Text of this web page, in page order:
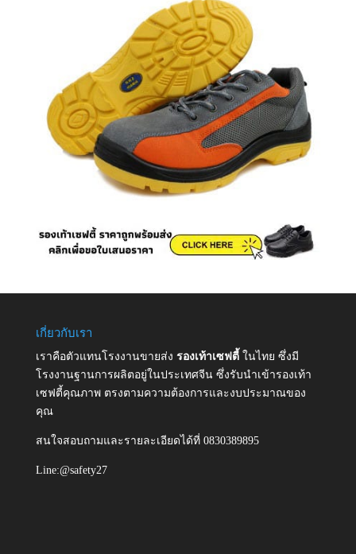
เกี่ยวกับเรา
เราคือตัวแทนโรงงานขายส่ง รองเท้าเซฟตี้ ในไทย ซึ่งมี
โรงงานฐานการผลิตอยู่ในประเทศจีน ซึ่งรับนำเข้ารองเท้า
เซฟตี้คุณภาพ ตรงตามความต้องการและงบประมาณของ
คุณ
สนใจสอบถามและรายละเอียดได้ที่ 0830389895
Line:@safety27